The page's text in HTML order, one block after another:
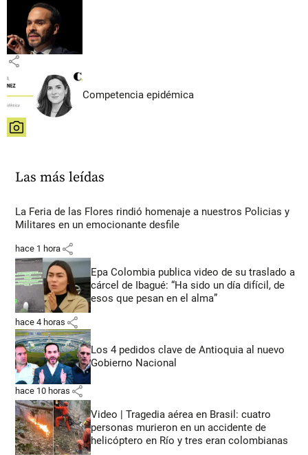
share
Competencia epidémica
share
Las más leídas
La Feria de las Flores rindió homenaje a nuestros Policias y
Militares en un emocionante desfile
hace 1 hora share
Epa Colombia publica video de su traslado a
cárcel de Ibagué: “Ha sido un día difícil, de
esos que pesan en el alma”
hace 4 horas share
Los 4 pedidos clave de Antioquia al nuevo
Gobierno Nacional
hace 10 horas share
Video | Tragedia aérea en Brasil: cuatro
personas murieron en un accidente de
helicóptero en Río y tres eran colombianas